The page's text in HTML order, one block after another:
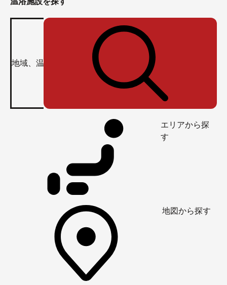
エリアから探
す
地図から探す